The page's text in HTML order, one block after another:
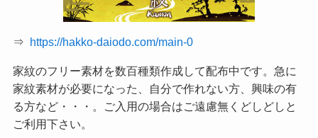
⇒ https://hakko-daiodo.com/main-0
家紋のフリー素材を数百種類作成して配布中です。急に
家紋素材が必要になった、自分で作れない方、興味の有
る方など・・・。ご入用の場合はご遠慮無くどしどしと
ご利用下さい。